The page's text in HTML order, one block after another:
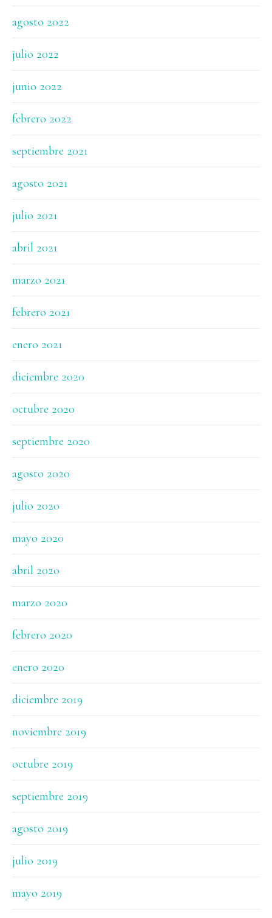
agosto 2022
julio 2022
junio 2022
febrero 2022
septiembre 2021
agosto 2021
julio 2021
abril 2021
marzo 2021
febrero 2021
enero 2021
diciembre 2020
octubre 2020
septiembre 2020
agosto 2020
julio 2020
mayo 2020
abril 2020
marzo 2020
febrero 2020
enero 2020
diciembre 2019
noviembre 2019
octubre 2019
septiembre 2019
agosto 2019
julio 2019
mayo 2019